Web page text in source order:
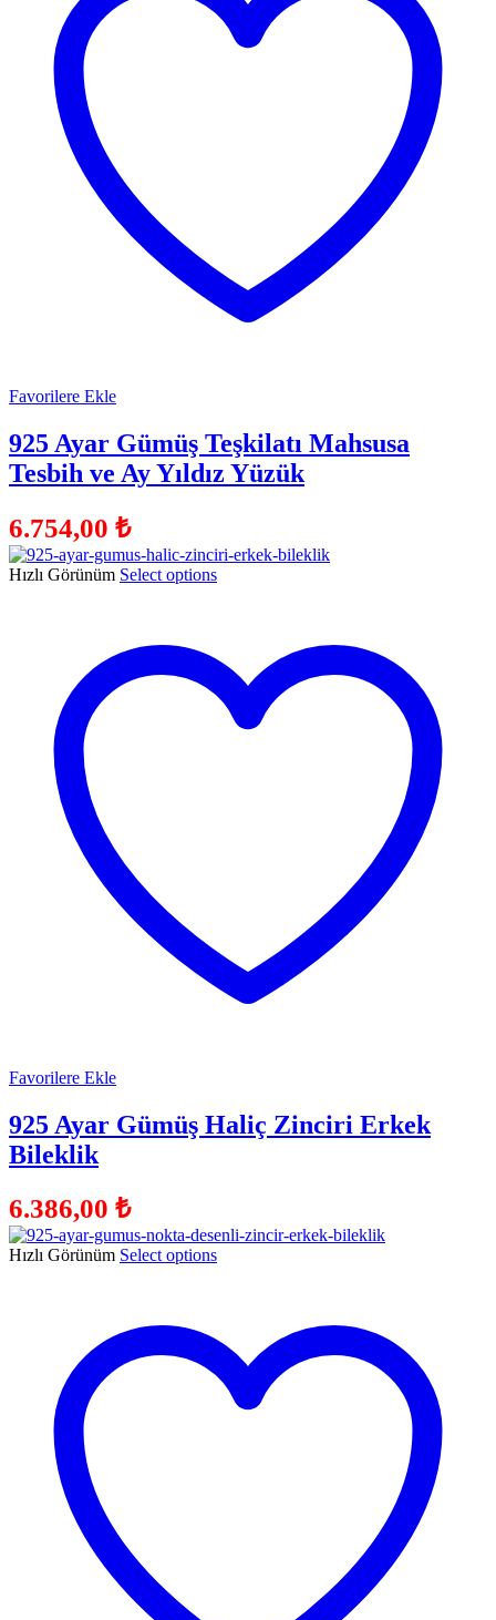
Favorilere Ekle
925 Ayar Gümüş Teşkilatı Mahsusa
Tesbih ve Ay Yıldız Yüzük
6.754,00 ₺
Hızlı Görünüm Select options
Favorilere Ekle
925 Ayar Gümüş Haliç Zinciri Erkek
Bileklik
6.386,00 ₺
Hızlı Görünüm Select options